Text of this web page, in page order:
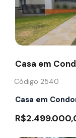
Casa em
Código 2540
Casa em